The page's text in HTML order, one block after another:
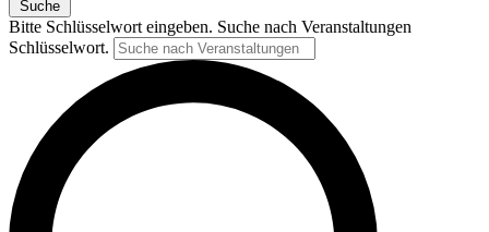
Suche
Bitte Schlüsselwort eingeben. Suche nach Veranstaltungen
Schlüsselwort.